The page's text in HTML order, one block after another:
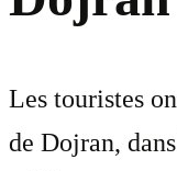
Les touristes
de Dojran,